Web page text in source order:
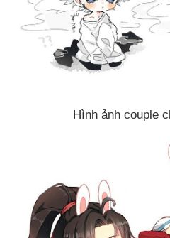
Hình ảnh couple